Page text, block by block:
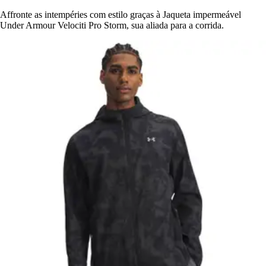
Affronte as intempéries com estilo graças à Jaqueta impermeável
Under Armour Velociti Pro Storm, sua aliada para a corrida.